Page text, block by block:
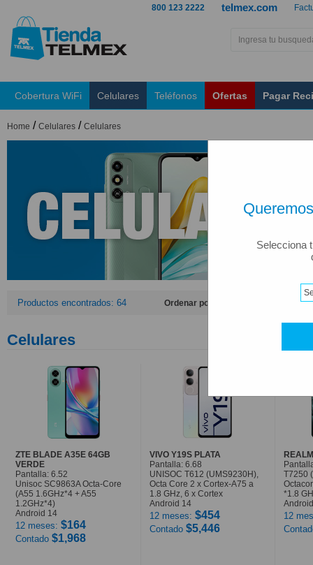
Selecciona
telmex.com
800 123 2222
Cobertura WiFi Celulares Teléfonos Ofertas Pagar
Home / Celulares / Celulares
Productos encontrados: 64 Ordenar por:
Celulares
ZTE BLADE A35E 64GB
VERDE
Pantalla: 6.52
Unisoc SC9863A Octa-Core
(A55 1.6GHz*4 + A55
1.2GHz*4)
Android 14
12 meses: $164
Contado $1,968
VIVO Y19S PLATA
Pantalla: 6.68
UNISOC T612 (UMS9230H),
Octa Core 2 x Cortex-A75 a
1.8 GHz, 6 x Cortex
Android 14
12 meses: $454
Contado $5,446
T7250
*1.8
12